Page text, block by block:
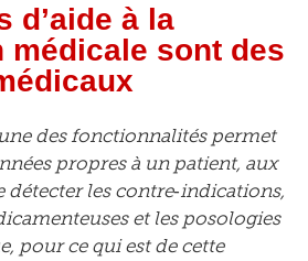
d’aide à la
sont des
des fonctionnalités permet
propres à un patient, aux
les contre‑indications,
et les posologies
pour ce qui est de cette